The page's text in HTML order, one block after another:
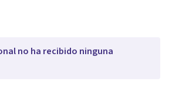
no ha recibido ninguna